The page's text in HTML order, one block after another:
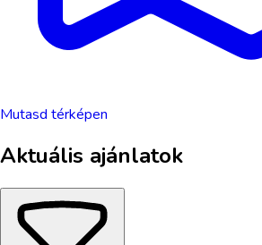
Mutasd térképen
Aktuális ajánlatok